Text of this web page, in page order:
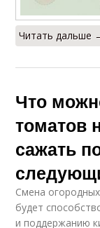
Читать дальше
Что
томатов
сажать
Смена
будет
и поддержанию